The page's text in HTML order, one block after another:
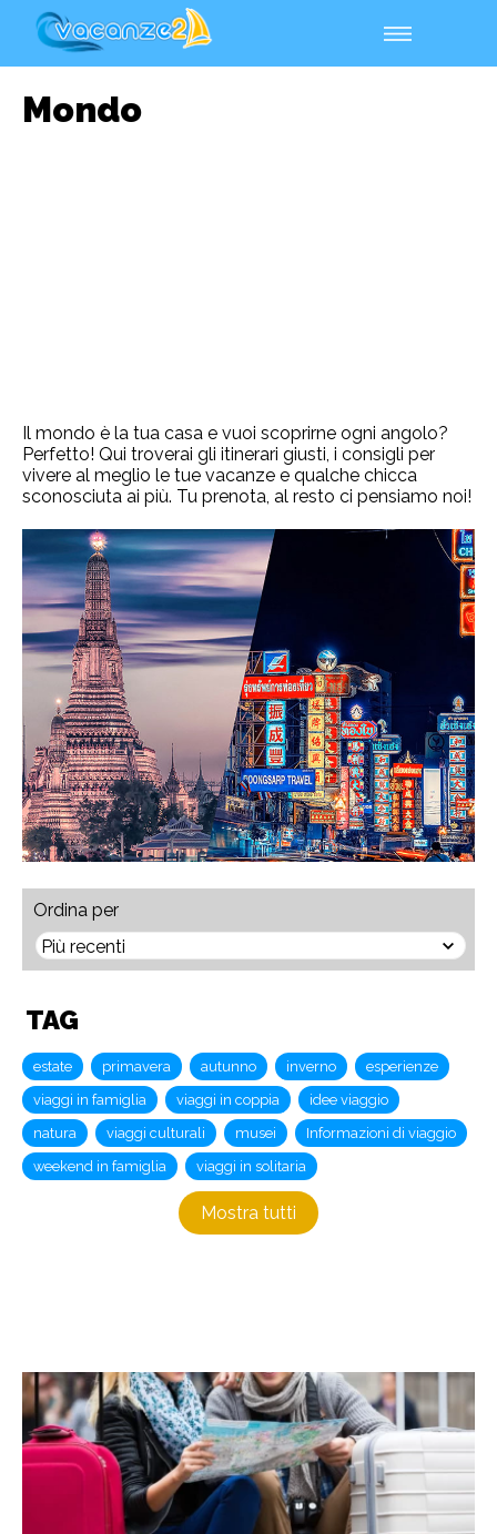
Mondo
Il mondo è la tua casa e vuoi scoprirne ogni angolo?
Perfetto! Qui troverai gli itinerari giusti, i consigli per
vivere al meglio le tue vacanze e qualche chicca
sconosciuta ai più. Tu prenota, al resto ci pensiamo noi!
Ordina per
TAG
estate primavera autunno inverno
esperienze
viaggi in famiglia
viaggi in coppia
idee viaggio
natura
viaggi culturali musei
Informazioni di viaggio
weekend in famiglia
viaggi in solitaria
Mostra tutti